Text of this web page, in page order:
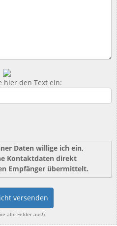
hier den Text ein:
Daten willige ich ein,
Kontaktdaten direkt
Empfänger übermittelt.
versenden
alle Felder aus!)